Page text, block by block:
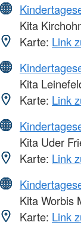
Kita
Karte: Link
Kita
Karte: Link
Kita Uder
Karte: Link
Kita Worbis
Karte: Link